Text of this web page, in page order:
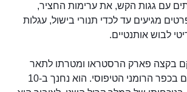
עם גגות הקש, את ערימות החציר,
מגיעים עד לכדי תנורי בישול, עגלות
לבוש אותנטיים.
בקצה פארק הרסטראו ומטרתו לתאר
למבקרים את החיים בכפר הרומני הטיפוסי. הוא נחנך ב-10